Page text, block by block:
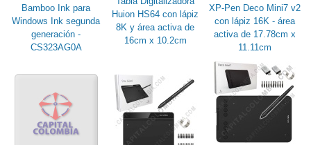
Bamboo Ink para
Windows Ink segunda
generación -
CS323AG0A
Huion HS64 con lápiz
8K y área activa de
16cm x 10.2cm
XP-Pen Deco Mini7 v2
con lápiz 16K - área
activa de 17.78cm x
11.11cm